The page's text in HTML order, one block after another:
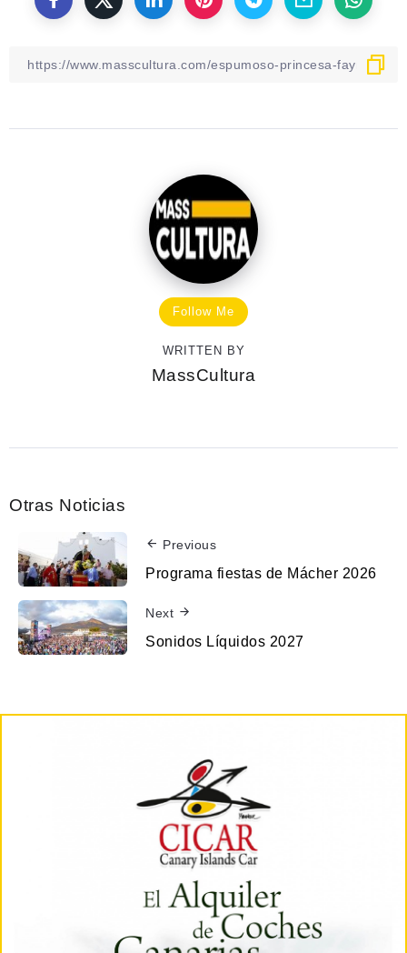
Follow Me
WRITTEN BY
MassCultura
Otras Noticias
Previous
Programa fiestas de Mácher 2026
Next
Sonidos Líquidos 2027